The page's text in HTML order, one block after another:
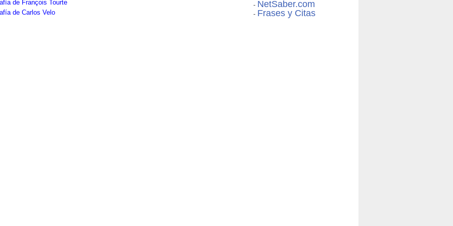
de François Tourte
de Carlos Velo
- NetSaber.com
- Frases y Citas